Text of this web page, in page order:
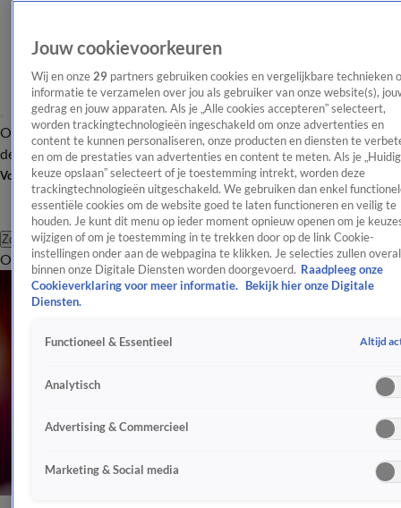
OverzichtAfleveringen Entertainment TV Algemeen
Tip
de redactieNieuwsbrief
Volg Shownieuws
Zoeken
OverzichtEntertainmentSpraakmakendRealityCrimeVideo's
Jouw cookievoorkeuren
Wij en onze 29 partners gebruiken cookies en vergelijkbare technieken
informatie te verzamelen over jou als gebruiker van onze website(s),
gedrag en jouw apparaten. Als je „Alle cookies accepteren” selecteert,
worden trackingtechnologieën ingeschakeld om onze advertenties en
content te kunnen personaliseren, onze producten en diensten te
en om de prestaties van advertenties en content te meten. Als je
keuze opslaan” selecteert of je toestemming intrekt, worden deze
trackingtechnologieën uitgeschakeld. We gebruiken dan enkel
essentiële cookies om de website goed te laten functioneren en veilig te
houden. Je kunt dit menu op ieder moment opnieuw openen om je
wijzigen of om je toestemming in te trekken door op de link Cookie-
instellingen onder aan de webpagina te klikken. Je selecties zullen overal
binnen onze Digitale Diensten worden doorgevoerd. Raadpleeg onze
Cookieverklaring voor meer informatie.
Bekijk hier onze Digitale
Diensten.
Functioneel & Essentieel Altijd
Analytisch
Advertising & Commercieel
Marketing & Social media